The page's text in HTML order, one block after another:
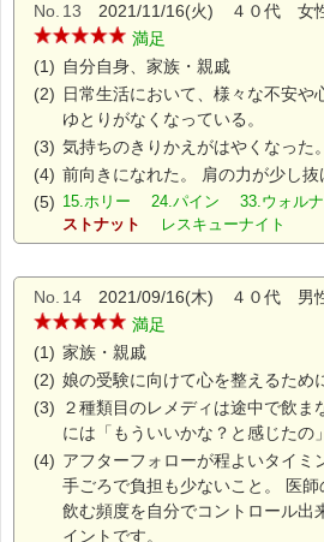
No. 13 2021/11/16(火) ４０代 女
満足
(1) 自分自身、家族・親戚
(2) 日常生活において、様々な不安や
ゆとりがなくなっている。
(3) 気持ちのきりかえがはやくなった。
(4) 前向きになれた。 肩の力が少し抜
(5) 15.ホリー 24.パイン 33.ウォル
ストナット
レスキューナイト
No. 14 2021/09/16(木) ４０代 男
満足
(1) 家族・親戚
(2) 娘の受験に向けて心を整えるため
(3)
２種類目のレメディは途中で飲ま
には「もういいかな？と感じたの
(4) アフターフォローが程よいタイミ
手ごろで負担も少ないこと。 医師
飲む頻度を自分でコントロール出
イントです。